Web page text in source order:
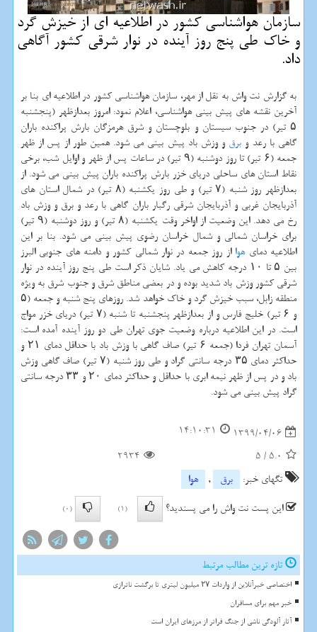
سازمان هواشناسی كشور در اطلاعیه ای از خیزش گرد
و خاك طی پنج روز آینده در نوار شرقی كشور آگاهی
داد.
به گزارش نت واش به نقل از مهر، سازمان هواشناسی کشور در اطلاعیه ای بنا بر
آخرین نقشه های پیش بینی هواشناسی، اعلام نمود: امروز بعدازظهر (پنجشنبه
۵ تیر) در جنوب سیستان و بلوچستان و شرق هرمزگان بارش پراکنده باران
گاهی با رعد و برق و وزش باد پیش بینی می شود. همین طور از پس از ظهر
جمعه (۶ تیر) تا روز دوشنبه (۹ تیر) در ساعات پس از ظهر و اوایل شب، برخی
نقاط استان های ساحلی دریای خزر بارش پراکنده باران پیش بینی می شود. از
بعدازظهر روز شنبه (۷ تیر) و طی روز یکشنبه (۸ تیر) در شمال استان های
آذربایجان غربی و آذربایجان شرقی رگبار باران گاهی با رعد و برق و وزش باد
رخ می دهد. این وضعیت از اواخر وقت یکشنبه (۸ تیر) و روز دوشنبه (۹ تیر)
برای خراسان شمالی و شمال خراسان رضوی پیش بینی می شود. بنا بر این
اطلاعیه دمایهوا از روز جمعه در نوار شمالی کشور و دامنه های جنوبی البرز
بین ۵ تا ۱۰ درجه کاهش می یاد. شایان ذکر است طی پنج روز آینده در نوار
شرقی کشور وزش باد شدید بوده و در بعضی مناطق شرق و جنوب شرق به ویژه
منطقه زابل، سبب خیزش گرد و خاک خواهد شد. روزهای پنج شنبه و جمعه (۵
و ۶ تیر) خلیج فارس و از بعدازظهر پنجشنبه تا شنبه (۷ تیر) دریای خزر مواج
است. در این اطلاعیه درباره وضعیت جوی تهران طی دو روز آینده آمده است:
آسمان تهران فردا (جمعه ۶ تیر) صاف گاهی با وزش باد با حداقل دمای ۲۱ و
حداکثر دمای ۳۵ درجه سانتی گراد و طی روز شنبه (۷ تیر) صاف گاهی وزش
باد و در پس از ظهر نیمه ابری با حداقل و حداکثر دمای ۲۰ و ۳۳ درجه سانتی
گراد پیش بینی می شود.
1399/04/06
14:10:31
5.0
/
5
2934
تگهای خبر:
برق ,
هوا
این پست نت واش را می پسندید؟
(1)
(0)
تازه ترین مطالب مرتبط
اختصاصی خبرآنلاین از واردات ۲۷ میلیون لیتری تا برگشت ناترازی
خبر مهم برای مسافران
آثار آلودگی ناشی از جنگ فراتر از مرزهای ایران است